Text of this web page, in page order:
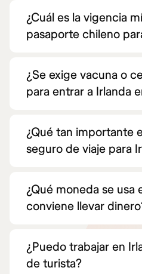
¿Cuál es la vigencia
pasaporte chileno
¿Se exige vacuna o
para entrar a Irlanda
¿Qué tan importante
seguro de viaje para
¿Qué moneda se usa
conviene llevar
¿Puedo trabajar en
de turista?